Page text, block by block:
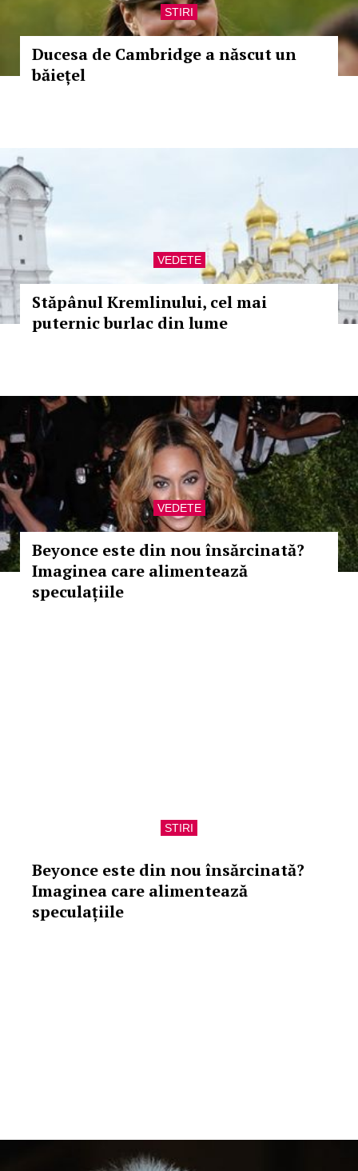
STIRI
Ducesa de Cambridge a născut un
băiețel
VEDETE
Stăpânul Kremlinului, cel mai
puternic burlac din lume
VEDETE
Beyonce este din nou însărcinată?
Imaginea care alimentează
speculațiile
STIRI
Beyonce este din nou însărcinată?
Imaginea care alimentează
speculațiile